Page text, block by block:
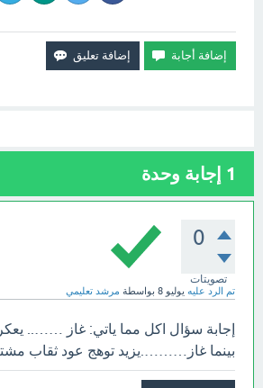
1 إجابة وحدة
0
تصويتات
تم الرد عليه يوليو 8 بواسطة مرشد تعليمي
إجابة سؤال اكل مما ياتي: غاز …….. يعكر
بينما غاز……….يزيد توهج عود ثقاب